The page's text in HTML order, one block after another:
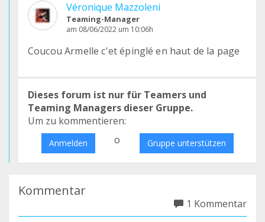
Véronique Mazzoleni
Teaming-Manager
am 08/06/2022 um 10:06h
Coucou Armelle c'et épinglé en haut de la page
Dieses forum ist nur für Teamers und
Teaming Managers dieser Gruppe.
Um zu kommentieren:
Anmelden o Gruppe unterstützen
Kommentar
1 Kommentar